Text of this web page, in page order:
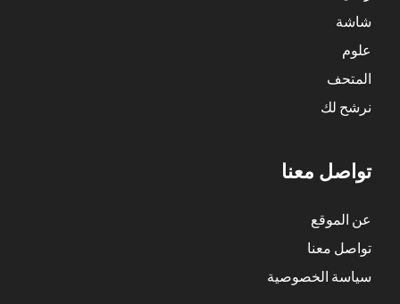
شاشة
علوم
المتحف
نرشح لك
تواصل معنا
عن الموقع
تواصل معنا
سياسة الخصوصية